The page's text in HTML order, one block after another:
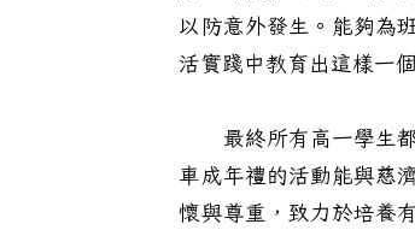
以防意外發生。能夠為
活實踐中教育出這樣一
最終所有高一學生都
車成年禮的活動能與慈
懷與尊重，致力於培養